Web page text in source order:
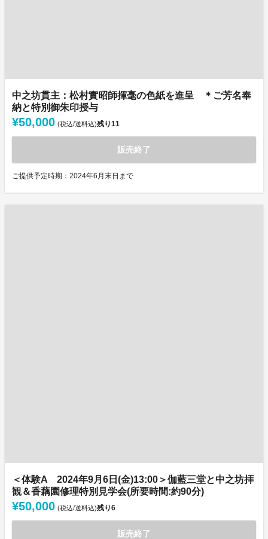
中之坊貫主：松村實昭師揮毫の色紙を進呈 ＊ご芳名奉
納と特別御朱印授与
¥50,000 (税込/送料込)残り11
販売終了
ご提供予定時期：2024年6月末日まで
＜体験A 2024年9月6日(金)13:00＞伽藍三堂と中之坊拝
観＆香藕園修理特別見学会(所要時間:約90分)
¥50,000 (税込/送料込)残り6
販売終了